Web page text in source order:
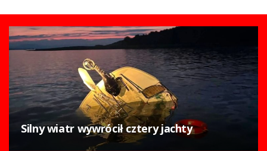
Silny wiatr wywrócił cztery jachty